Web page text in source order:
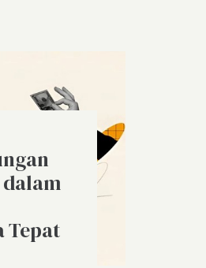
dalam
Tepat